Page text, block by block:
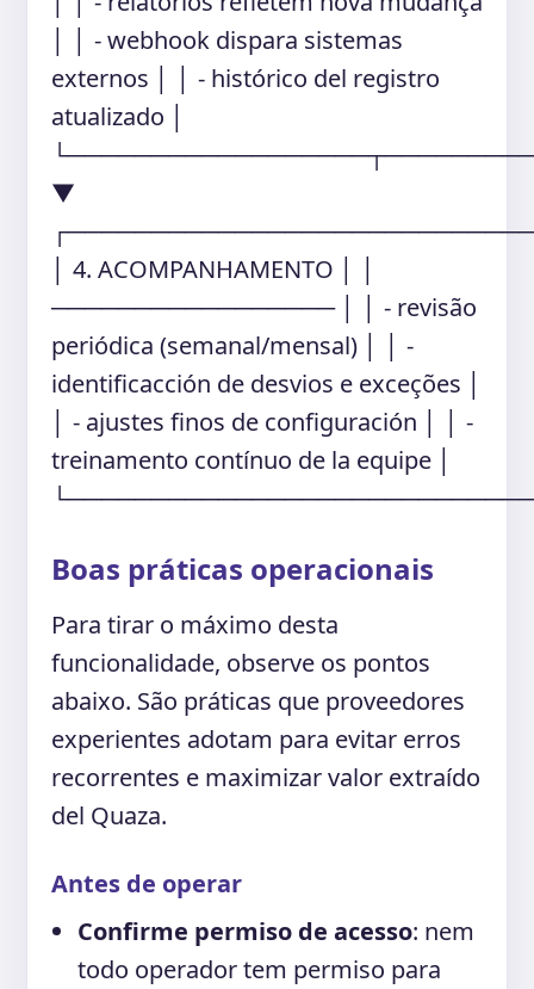
│ │ - webhook dispara sistemas
externos │ │ - histórico del registro
atualizado │
▼
│ 4. ACOMPANHAMENTO │ │
───────────────── │ │ - revisão
periódica (semanal/mensal) │ │ -
identificacción de desvios e exceções │
│ - ajustes finos de configuración │ │ -
treinamento contínuo de la equipe │
Boas práticas operacionais
Para tirar o máximo desta
funcionalidade, observe os pontos
abaixo. São práticas que proveedores
experientes adotam para evitar erros
recorrentes e maximizar valor extraído
del Quaza.
Antes de operar
Confirme permiso de acesso: nem
todo operador tem permiso para